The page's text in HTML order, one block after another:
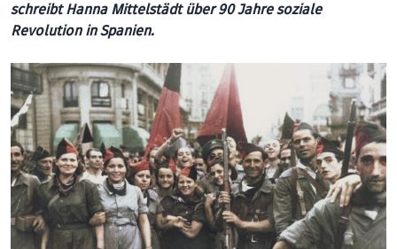
schreibtHanna Mittelstädt über 90 Jahre soziale
Revolution in Spanien.